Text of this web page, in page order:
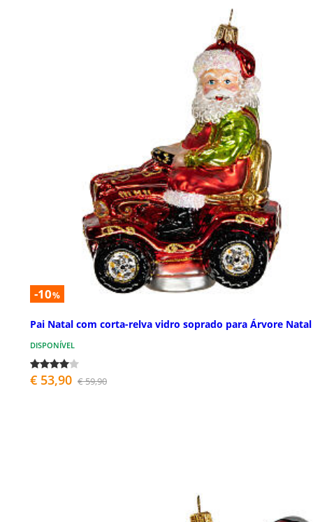
-10%
Pai Natal com corta-relva vidro soprado para Árvore Natal
DISPONÍVEL
€ 53,90 € 59,90